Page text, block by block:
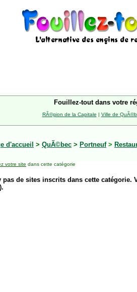
Fouillez-tout dans votre
RÃ©gion de la Capitale | Ville de
d'accueil > QuÃ©bec > Portneuf >
votre site dans cette catégorie
pas de sites inscrits dans cette